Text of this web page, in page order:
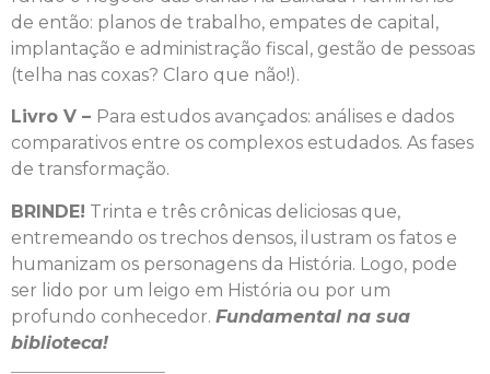
de então: planos de trabalho, empates de capital,
implantação e administração fiscal, gestão de pessoas
(telha nas coxas? Claro que não!).
Livro V – Para estudos avançados: análises e dados
comparativos entre os complexos estudados. As fases
de transformação.
BRINDE! Trinta e três crônicas deliciosas que,
entremeando os trechos densos, ilustram os fatos e
humanizam os personagens da História. Logo, pode
ser lido por um leigo em História ou por um
profundo conhecedor. Fundamental na sua
biblioteca!